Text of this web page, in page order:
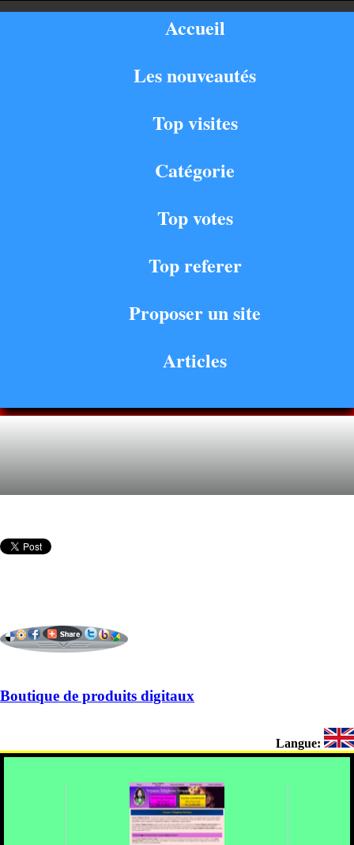
Accueil
Les nouveautés
Top visites
Catégorie
Top votes
Top referer
Proposer un site
Articles
Boutique de produits digitaux
Langue: